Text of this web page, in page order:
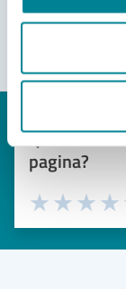
Quanto
pagina?
Valuta
Valuta 2
Valuta 1 stelle